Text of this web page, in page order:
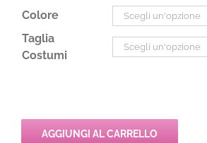
Colore
Taglia
Costumi
AGGIUNGI AL CARRELLO